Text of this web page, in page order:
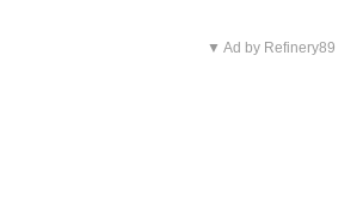
▼ Ad by Refinery89